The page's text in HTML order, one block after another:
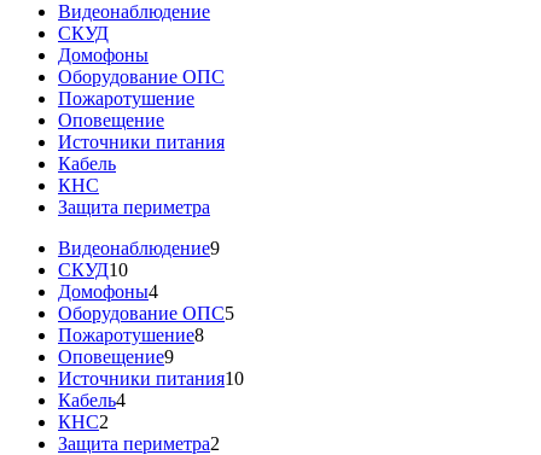
Видеонаблюдение
СКУД
Домофоны
Оборудование ОПС
Пожаротушение
Оповещение
Источники питания
Кабель
КНС
Защита периметра
Видеонаблюдение9
СКУД10
Домофоны4
Оборудование ОПС5
Пожаротушение8
Оповещение9
Источники питания10
Кабель4
КНС2
Защита периметра2